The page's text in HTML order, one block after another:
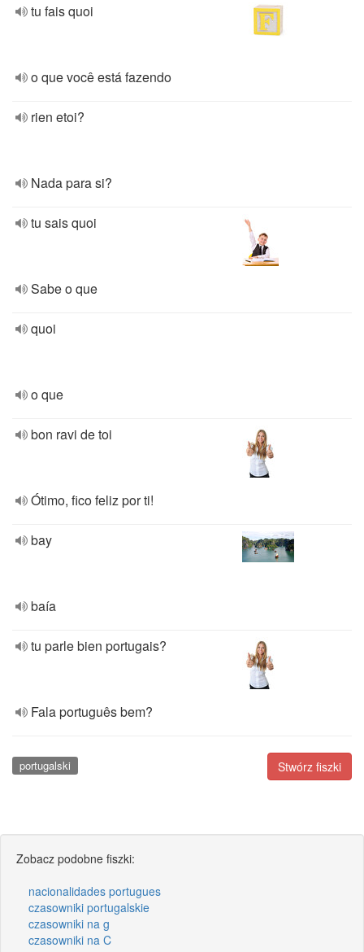
tu fais quoi
o que você está fazendo
rien etoi?
Nada para si?
tu sais quoi
Sabe o que
quoi
o que
bon ravi de toi
Ótimo, fico feliz por ti!
bay
baía
tu parle bien portugais?
Fala português bem?
Stwórz fiszki
portugalski
Zobacz podobne fiszki:
nacionalidades portugues
czasowniki portugalskie
czasowniki na g
czasowniki na C